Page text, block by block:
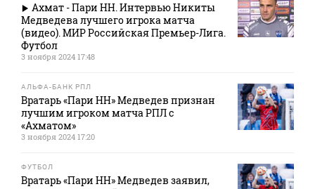
Ахмат - Пари НН. Интервью Никиты
Медведева лучшего игрока матча
(видео). МИР Российская Премьер-Лига.
Футбол
3 ноября 2024 17:48
АЛЬФА-БАНК РПЛ
Вратарь «Пари НН» Медведев признан
лучшим игроком матча РПЛ с
«Ахматом»
3 ноября 2024 17:20
ФУТБОЛ
Вратарь «Пари НН» Медведев заявил,